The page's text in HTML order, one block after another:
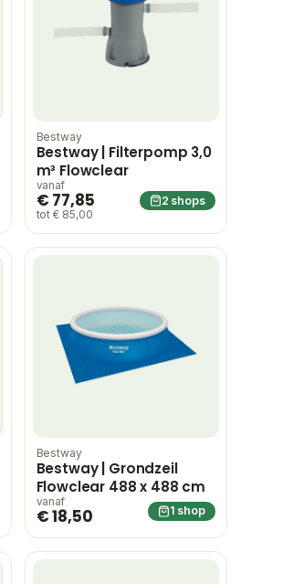
Bestway
Bestway | Filterpomp 3,0
m³ Flowclear
vanaf
€ 77,85
tot € 85,00
2 shops
Bestway
Bestway | Grondzeil
Flowclear 488 x 488 cm
vanaf
€ 18,50 1 shop